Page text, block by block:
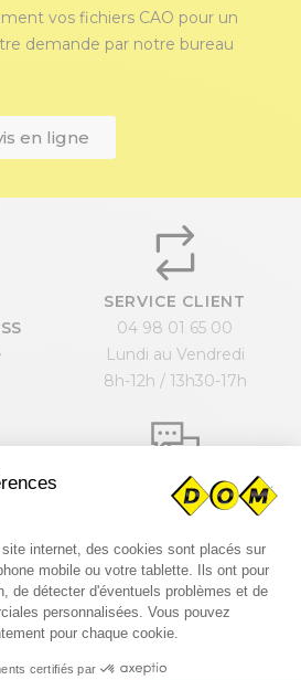
vos fichiers CAO pour un
demande par notre bureau
en ligne
SERVICE CLIENT
04 98 01 65 00
Lundi au Vendredi
8h-12h / 13h30-17h
BESOIN D'AIDE ?
contactez-nous